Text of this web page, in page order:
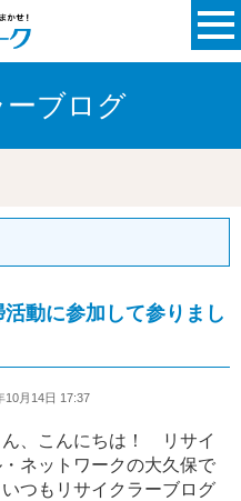
ーブログ
動に参加して参りまし
10月14日 17:37
ん、こんにちは！ リサイ
・ネットワークの大久保で
つもリサイクラーブログ